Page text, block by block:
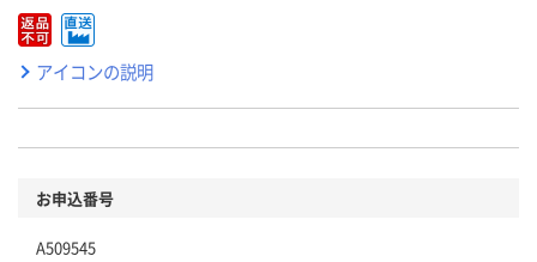
アイコンの説明
お申込番号
A509545